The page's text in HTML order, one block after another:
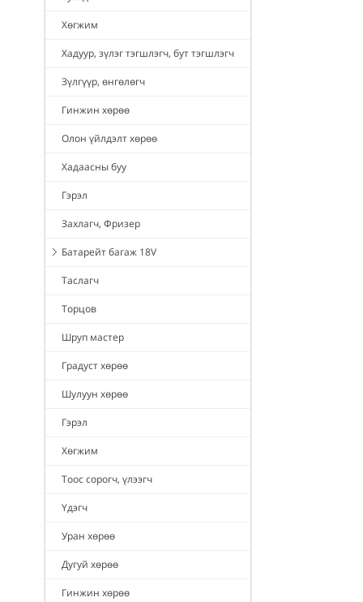
Хөгжим
Хадуур, зүлэг тэгшлэгч, бут тэгшлэгч
Зүлгүүр, өнгөлөгч
Гинжин хөрөө
Олон үйлдэлт хөрөө
Хадаасны буу
Гэрэл
Захлагч, Фризер
Батарейт багаж 18V
Таслагч
Торцов
Шруп мастер
Градуст хөрөө
Шулуун хөрөө
Гэрэл
Хөгжим
Тоос сорогч, үлээгч
Үдэгч
Уран хөрөө
Дугуй хөрөө
Гинжин хөрөө